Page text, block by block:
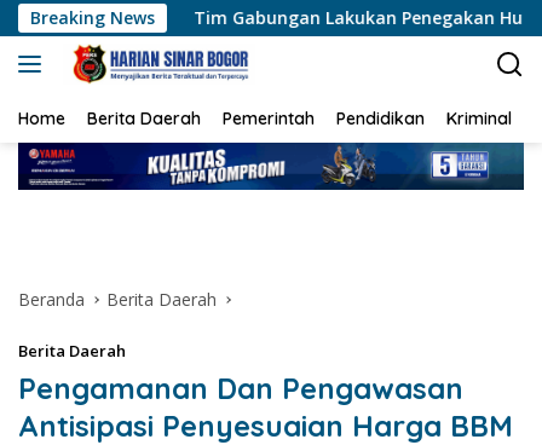
Langsung
ke
konten
Breaking News
Tim Gabungan Lakukan Penegakan Hukum Terhadap DPO
Home Berita Daerah Pemerintah Pendidikan Kriminal
Beranda Berita Daerah
Berita Daerah
Pengamanan Dan Pengawasan
Antisipasi Penyesuaian Harga BBM